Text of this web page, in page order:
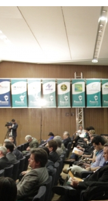
O Futuro Da
Comunicacao